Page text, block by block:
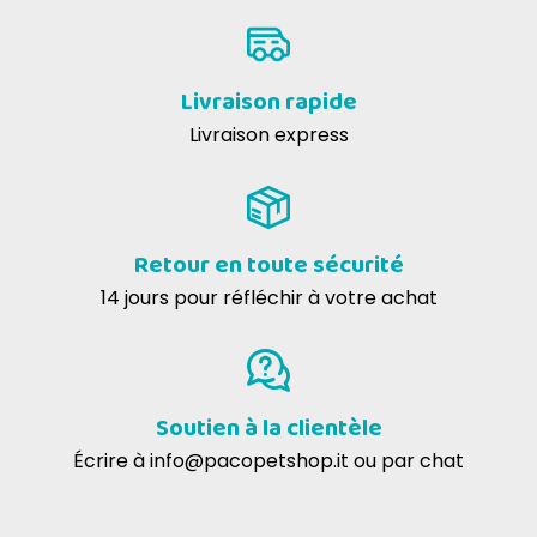
perchè nn conoscevo. Il mio gatto ha gradito tantissimo e sembra
funzioni. Mi dispiace solo che non ho ordinato di più...
Livraison rapide
Livraison express
Retour en toute sécurité
14 jours pour réfléchir à votre achat
Soutien à la clientèle
Écrire àinfo@pacopetshop.it ou par chat